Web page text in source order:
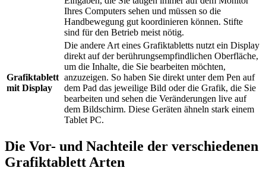
Ihres Computers sehen und müssen so die
Handbewegung gut koordinieren können. Stifte
sind für den Betrieb meist nötig.
Grafiktablett
mit Display
Die andere Art eines Grafiktabletts nutzt ein Display
direkt auf der berührungsempfindlichen Oberfläche,
um die Inhalte, die Sie bearbeiten möchten,
anzuzeigen. So haben Sie direkt unter dem Pen auf
dem Pad das jeweilige Bild oder die Grafik, die Sie
bearbeiten und sehen die Veränderungen live auf
dem Bildschirm. Diese Geräten ähneln stark einem
Tablet PC.
Die Vor- und Nachteile der verschiedenen
Grafiktablett Arten